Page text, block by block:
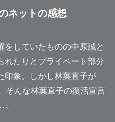
ネットの感想
をしていたものの中原誠と
れたりとプライベート部分
印象。しかし林葉直子が
そんな林葉直子の復活宣言